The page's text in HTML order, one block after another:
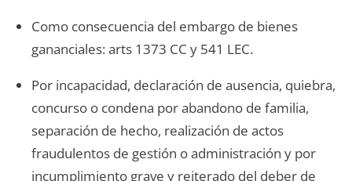
Como consecuencia del embargo de bienes
gananciales: arts 1373 CC y 541 LEC.
Por incapacidad, declaración de ausencia, quiebra,
concurso o condena por abandono de familia,
separación de hecho, realización de actos
fraudulentos de gestión o administración y por
incumplimiento grave y reiterado del deber de